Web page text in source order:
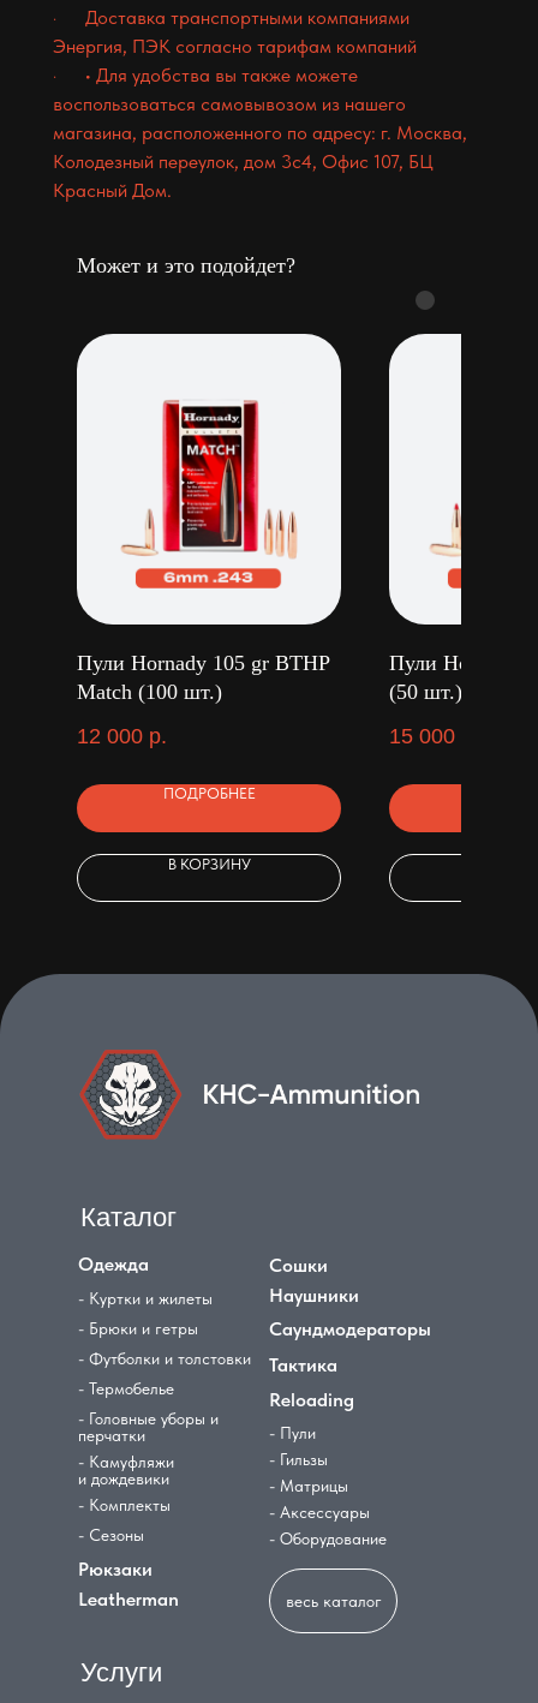
· Доставка транспортными компаниями
Энергия, ПЭК согласно тарифам компаний
· • Для удобства вы также можете
воспользоваться самовывозом из нашего
магазина, расположенного по адресу: г. Москва,
Колодезный переулок, дом 3с4, Офис 107, БЦ
Красный Дом.
Может и это подойдет?
Пули Hornady 105 gr BTHP
Match (100 шт.)
12 000 р.
ПОДРОБНЕЕ
В КОРЗИНУ
Пули Hornady
(50 шт.)
15 000
Каталог
Одежда
- Куртки и жилеты
- Брюки и гетры
- Футболки и толстовки
- Термобелье
- Головные уборы и
перчатки
- Камуфляжи
и дождевики
- Комплекты
- Сезоны
Рюкзаки
Leatherman
Сошки
Наушники
Саундмодераторы
Тактика
Reloading
- Пули
- Гильзы
- Матрицы
- Аксессуары
- Оборудование
Услуги
весь каталог